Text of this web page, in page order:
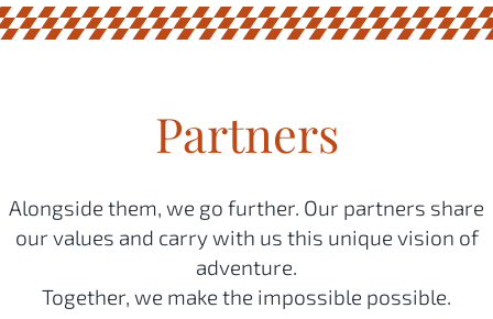
Partners
Alongside them, we go further. Our partners share
our values and carry with us this unique vision of
adventure.
Together, we make the impossible possible.